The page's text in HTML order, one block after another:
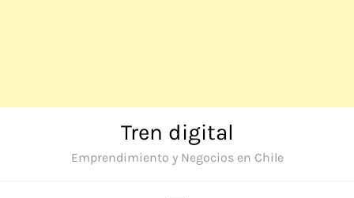
Tren digital
Emprendimiento y Negocios en Chile